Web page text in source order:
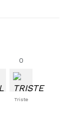
0
Triste